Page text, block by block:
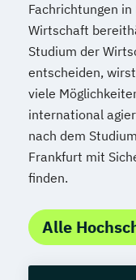
Fachrichtungen
Wirtschaft
Studium der
entscheiden,
viele
international
nach dem
Frankfurt mit
finden.
Alle